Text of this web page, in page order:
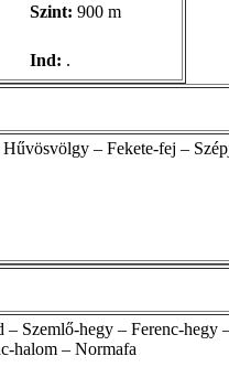
Szint: 900 m
Ind: .
– Fekete-fej –
Szemlő-hegy – Ferenc-
halom – Normafa